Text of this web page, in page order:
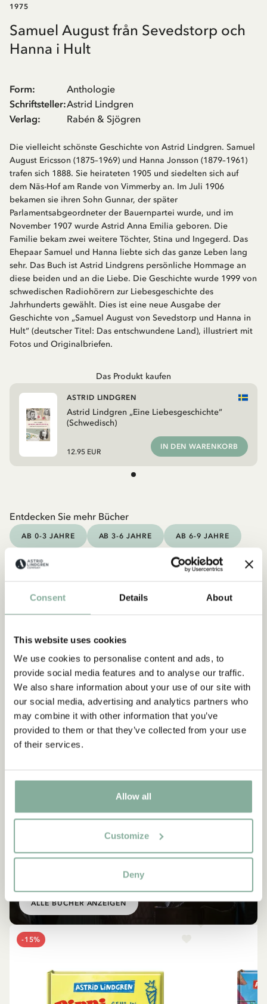
Consent Details About
This website uses cookies
We use cookies to personalise content and ads, to
provide social media features and to analyse our traffic.
We also share information about your use of our site with
our social media, advertising and analytics partners who
may combine it with other information that you’ve
provided to them or that they’ve collected from your use
of their services.
Allow all
Customize
Deny
1975
Samuel August från Sevedstorp och
Hanna i Hult
Form:
Anthologie
Schriftsteller:Astrid Lindgren
Verlag: Rabén & Sjögren
Die vielleicht schönste Geschichte von Astrid Lindgren. Samuel
August Ericsson (1875–1969) und Hanna Jonsson (1879–1961)
trafen sich 1888. Sie heirateten 1905 und siedelten sich auf
dem Näs-Hof am Rande von Vimmerby an. Im Juli 1906
bekamen sie ihren Sohn Gunnar, der später
Parlamentsabgeordneter der Bauernpartei wurde, und im
November 1907 wurde Astrid Anna Emilia geboren. Die
Familie bekam zwei weitere Töchter, Stina und Ingegerd. Das
Ehepaar Samuel und Hanna liebte sich das ganze Leben lang
sehr. Das Buch ist Astrid Lindgrens persönliche Hommage an
diese beiden und an die Liebe. Die Geschichte wurde 1999 von
schwedischen Radiohörern zur Liebesgeschichte des
Jahrhunderts gewählt. Dies ist eine neue Ausgabe der
Geschichte von „Samuel August von Sevedstorp und Hanna in
Hult“ (deutscher Titel: Das entschwundene Land), illustriert mit
Fotos und Originalbriefen.
Das Produkt kaufen
Astrid Lindgren „Eine Liebesgeschichte“
(Schwedisch)
ASTRID LINDGREN
12.95 EUR
IN DEN WARENKORB
Entdecken Sie mehr Bücher
AB 0-3 JAHRE AB 3-6 JAHRE AB 6-9 JAHRE
AB 9-12 JAHRE JUNGE ERWACHSENE
Ähnliche Produkte
ALLE BÜCHER ANZEIGEN
-15%